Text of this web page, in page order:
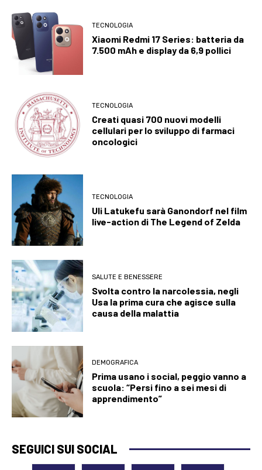
TECNOLOGIA
Xiaomi Redmi 17 Series: batteria da
7.500 mAh e display da 6,9 pollici
TECNOLOGIA
Creati quasi 700 nuovi modelli
cellulari per lo sviluppo di farmaci
oncologici
TECNOLOGIA
Uli Latukefu sarà Ganondorf nel film
live-action di The Legend of Zelda
SALUTE E BENESSERE
Svolta contro la narcolessia, negli
Usa la prima cura che agisce sulla
causa della malattia
DEMOGRAFICA
Prima usano i social, peggio vanno a
scuola: “Persi fino a sei mesi di
apprendimento”
SEGUICI SUI SOCIAL